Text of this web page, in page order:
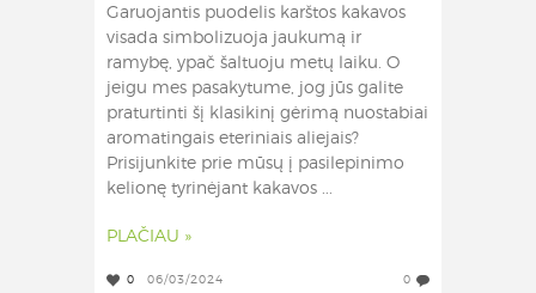
Garuojantis puodelis karštos kakavos
visada simbolizuoja jaukumą ir
ramybę, ypač šaltuoju metų laiku. O
jeigu mes pasakytume, jog jūs galite
praturtinti šį klasikinį gėrimą nuostabiai
aromatingais eteriniais aliejais?
Prisijunkite prie mūsų į pasilepinimo
kelionę tyrinėjant kakavos ...
PLAČIAU »
0 06/03/2024 0